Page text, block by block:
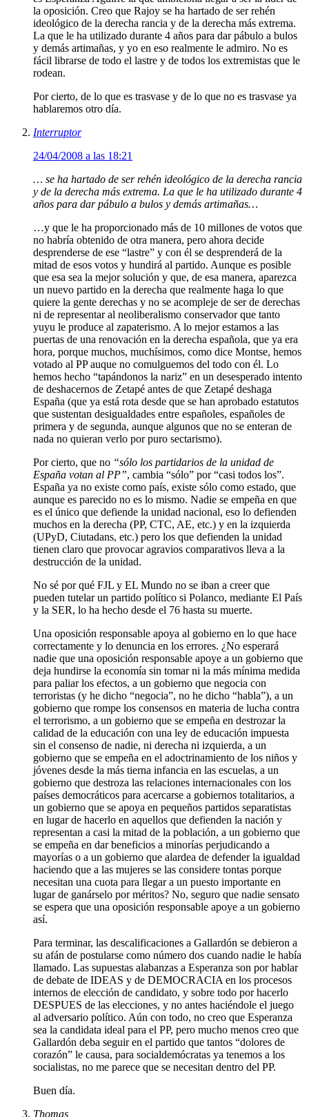
la oposición. Creo que Rajoy se ha hartado de ser rehén
ideológico de la derecha rancia y de la derecha más extrema.
La que le ha utilizado durante 4 años para dar pábulo a bulos
y demás artimañas, y yo en eso realmente le admiro. No es
fácil librarse de todo el lastre y de todos los extremistas que le
rodean.
Por cierto, de lo que es trasvase y de lo que no es trasvase ya
hablaremos otro día.
Interruptor
24/04/2008 a las 18:21
… se ha hartado de ser rehén ideológico de la derecha rancia
y de la derecha más extrema. La que le ha utilizado durante 4
años para dar pábulo a bulos y demás artimañas…
…y que le ha proporcionado más de 10 millones de votos que
no habría obtenido de otra manera, pero ahora decide
desprenderse de ese “lastre” y con él se desprenderá de la
mitad de esos votos y hundirá al partido. Aunque es posible
que esa sea la mejor solución y que, de esa manera, aparezca
un nuevo partido en la derecha que realmente haga lo que
quiere la gente derechas y no se acompleje de ser de derechas
ni de representar al neoliberalismo conservador que tanto
yuyu le produce al zapaterismo. A lo mejor estamos a las
puertas de una renovación en la derecha española, que ya era
hora, porque muchos, muchísimos, como dice Montse, hemos
votado al PP auque no comulguemos del todo con él. Lo
hemos hecho “tapándonos la nariz” en un desesperado intento
de deshacernos de Zetapé antes de que Zetapé deshaga
España (que ya está rota desde que se han aprobado estatutos
que sustentan desigualdades entre españoles, españoles de
primera y de segunda, aunque algunos que no se enteran de
nada no quieran verlo por puro sectarismo).
Por cierto, que no “sólo los partidarios de la unidad de
España votan al PP”, cambia “sólo” por “casi todos los”.
España ya no existe como país, existe sólo como estado, que
aunque es parecido no es lo mismo. Nadie se empeña en que
es el único que defiende la unidad nacional, eso lo defienden
muchos en la derecha (PP, CTC, AE, etc.) y en la izquierda
(UPyD, Ciutadans, etc.) pero los que defienden la unidad
tienen claro que provocar agravios comparativos lleva a la
destrucción de la unidad.
No sé por qué FJL y EL Mundo no se iban a creer que
pueden tutelar un partido político si Polanco, mediante El País
y la SER, lo ha hecho desde el 76 hasta su muerte.
Una oposición responsable apoya al gobierno en lo que hace
correctamente y lo denuncia en los errores. ¿No esperará
nadie que una oposición responsable apoye a un gobierno que
deja hundirse la economía sin tomar ni la más mínima medida
para paliar los efectos, a un gobierno que negocia con
terroristas (y he dicho “negocia”, no he dicho “habla”), a un
gobierno que rompe los consensos en materia de lucha contra
el terrorismo, a un gobierno que se empeña en destrozar la
calidad de la educación con una ley de educación impuesta
sin el consenso de nadie, ni derecha ni izquierda, a un
gobierno que se empeña en el adoctrinamiento de los niños y
jóvenes desde la más tierna infancia en las escuelas, a un
gobierno que destroza las relaciones internacionales con los
países democráticos para acercarse a gobiernos totalitarios, a
un gobierno que se apoya en pequeños partidos separatistas
en lugar de hacerlo en aquellos que defienden la nación y
representan a casi la mitad de la población, a un gobierno que
se empeña en dar beneficios a minorías perjudicando a
mayorías o a un gobierno que alardea de defender la igualdad
haciendo que a las mujeres se las considere tontas porque
necesitan una cuota para llegar a un puesto importante en
lugar de ganárselo por méritos? No, seguro que nadie sensato
se espera que una oposición responsable apoye a un gobierno
así.
Para terminar, las descalificaciones a Gallardón se debieron a
su afán de postularse como número dos cuando nadie le había
llamado. Las supuestas alabanzas a Esperanza son por hablar
de debate de IDEAS y de DEMOCRACIA en los procesos
internos de elección de candidato, y sobre todo por hacerlo
DESPUES de las elecciones, y no antes haciéndole el juego
al adversario político. Aún con todo, no creo que Esperanza
sea la candidata ideal para el PP, pero mucho menos creo que
Gallardón deba seguir en el partido que tantos “dolores de
corazón” le causa, para socialdemócratas ya tenemos a los
socialistas, no me parece que se necesitan dentro del PP.
Buen día.
Thomas